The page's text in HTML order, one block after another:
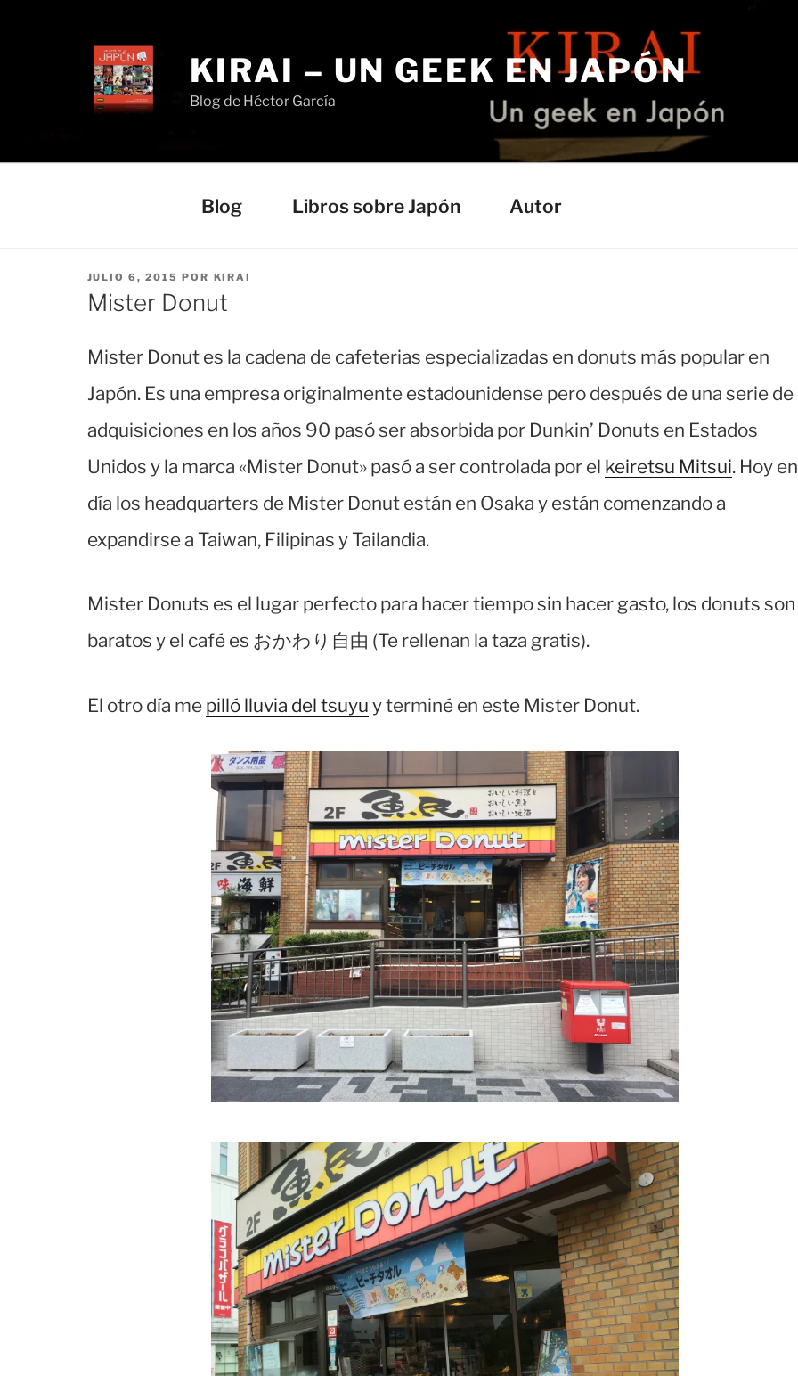
KIRAI – UN GEEK EN JAPÓN
Blog de Héctor García
Blog Libros sobre Japón Autor
PUBLICADO
EL
JULIO 6, 2015 POR KIRAI
Mister Donut
Mister Donut es la cadena de cafeterias especializadas en donuts más popular en
Japón. Es una empresa originalmente estadounidense pero después de una serie de
adquisiciones en los años 90 pasó ser absorbida por Dunkin’ Donuts en Estados
Unidos y la marca «Mister Donut» pasó a ser controlada por el keiretsu Mitsui. Hoy en
día los headquarters de Mister Donut están en Osaka y están comenzando a
expandirse a Taiwan, Filipinas y Tailandia.
Mister Donuts es el lugar perfecto para hacer tiempo sin hacer gasto, los donuts son
baratos y el café es おかわり自由 (Te rellenan la taza gratis).
El otro día me pilló lluvia del tsuyu y terminé en este Mister Donut.